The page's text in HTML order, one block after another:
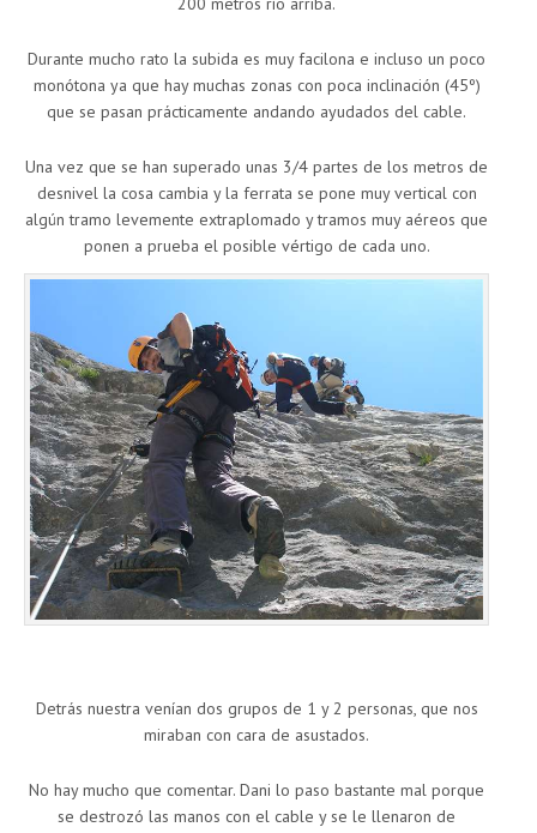
Durante mucho rato la subida es muy facilona e incluso un poco
monótona ya que hay muchas zonas con poca inclinación (45º)
que se pasan prácticamente andando ayudados del cable.
Una vez que se han superado unas 3/4 partes de los metros de
desnivel la cosa cambia y la ferrata se pone muy vertical con
algún tramo levemente extraplomado y tramos muy aéreos que
ponen a prueba el posible vértigo de cada uno.
Detrás nuestra venían dos grupos de 1 y 2 personas, que nos
miraban con cara de asustados.
No hay mucho que comentar. Dani lo paso bastante mal porque
se destrozó las manos con el cable y se le llenaron de